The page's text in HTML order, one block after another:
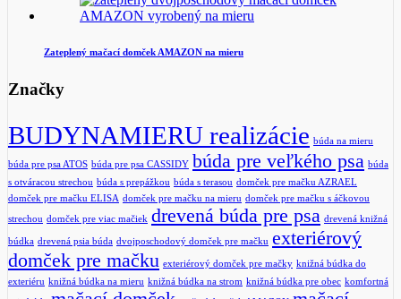
Zateplený mačací domček AMAZON na mieru
Značky
BUDYNAMIERU realizácie búda na mieru
búda pre psa ATOS búda pre psa CASSIDY búda pre veľkého psa búda
s otváracou strechou búda s prepážkou búda s terasou domček pre mačku AZRAEL
domček pre mačku ELISA domček pre mačku na mieru domček pre mačku s áčkovou
strechou domček pre viac mačiek drevená búda pre psa drevená knižná
búdka drevená psia búda dvojposchodový domček pre mačku exteriérový
domček pre mačku exteriérový domček pre mačky knižná búdka do
exteriéru knižná búdka na mieru knižná búdka na strom knižná búdka pre obec komfortná